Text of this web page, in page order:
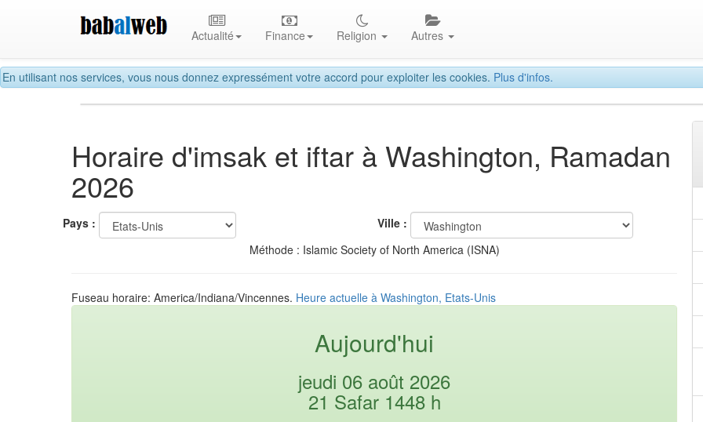
En utilisant nos services, vous nous donnez expressément votre accord pour exploiter les cookies. Plus d'infos.
Actualité Finance Religion Autres
Horaire d'imsak et iftar à Washington, Ramadan
2026
Pays :
Ville :
Méthode : Islamic Society of North America (ISNA)
Fuseau horaire: America/Indiana/Vincennes. Heure actuelle à Washington, Etats-Unis
Aujourd'hui
jeudi 06 août 2026
21 Safar 1448 h